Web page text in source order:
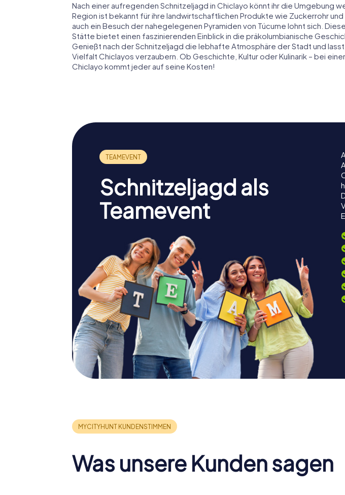
Nach einer aufregenden Schnitzeljagd in Chiclayo könnt ihr die Umgebung
Region ist bekannt für ihre landwirtschaftlichen Produkte wie Zuckerrohr
auch ein Besuch der nahegelegenen Pyramiden von Túcume lohnt sich.
Stätte bietet einen faszinierenden Einblick in die präkolumbianische
Genießt nach der Schnitzeljagd die lebhafte Atmosphäre der Stadt und
Vielfalt Chiclayos verzaubern. Ob Geschichte, Kultur oder Kulinarik – bei
Chiclayo kommt jeder auf seine Kosten!
Schnitzeljagd als
Teamevent
Was unsere Kunden sagen